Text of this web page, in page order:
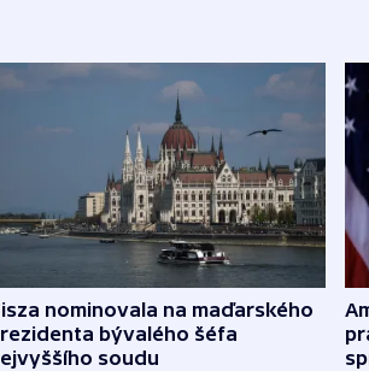
nominovala na maďarského
bývalého šéfa
soudu